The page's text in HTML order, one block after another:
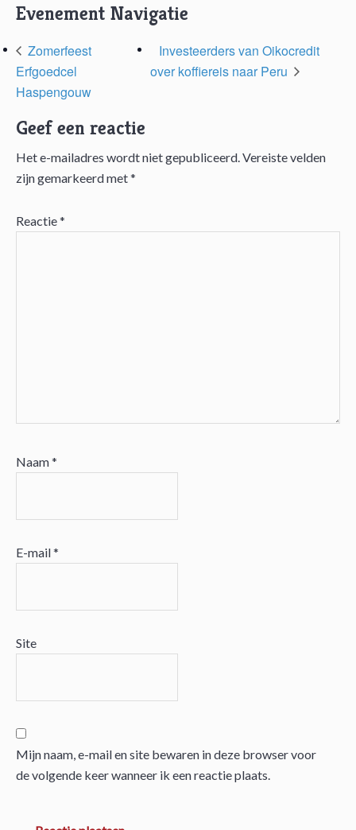
Evenement Navigatie
Zomerfeest
Erfgoedcel
Haspengouw
Investeerders van Oikocredit
over koffiereis naar Peru
Lees
Geef een reactie
Het e-mailadres wordt niet gepubliceerd.Vereiste velden
zijn gemarkeerd met*
Reactie*
Naam*
E-mail*
Site
Mijn naam, e-mail en site bewaren in deze browser voor
de volgende keer wanneer ik een reactie plaats.